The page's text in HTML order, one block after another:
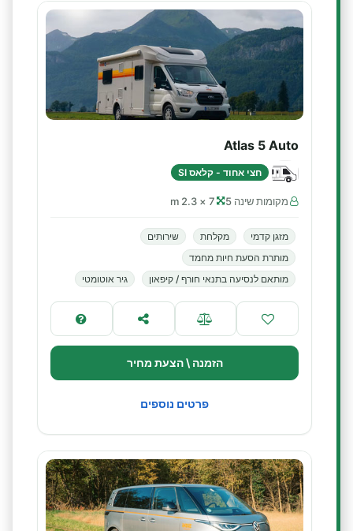
Atlas 5 Auto
חצי אחוד - קלאס SI
מקומות שינה 5 7 × 2.3 m
מזגן קדמי מקלחת
שירותים
מותרת הסעת חיות מחמד
מותאם לנסיעה בתנאי חורף / קיפאון
גיר אוטומטי
הזמנה \ הצעת מחיר
פרטים נוספים